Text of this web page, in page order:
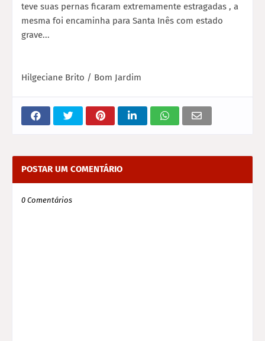
teve suas pernas ficaram extremamente estragadas , a
mesma foi encaminha para Santa Inês com estado
grave...
Hilgeciane Brito / Bom Jardim
POSTAR UM COMENTÁRIO
0 Comentários